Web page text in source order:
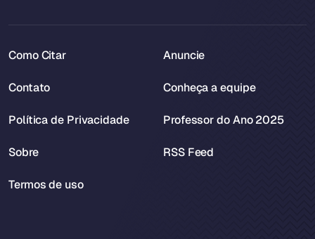
Como Citar
Contato
Política de Privacidade
Sobre
Termos de uso
Anuncie
Conheça a equipe
Professor do Ano 2025
RSS Feed